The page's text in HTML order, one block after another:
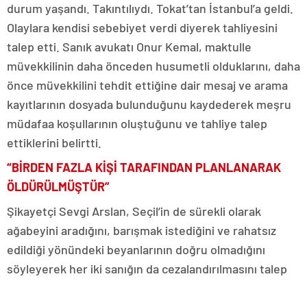
durum yaşandı. Takıntılıydı. Tokat’tan İstanbul’a geldi.
Olaylara kendisi sebebiyet verdi diyerek tahliyesini
talep etti. Sanık avukatı Onur Kemal, maktulle
müvekkilinin daha önceden husumetli olduklarını, daha
önce müvekkilini tehdit ettiğine dair mesaj ve arama
kayıtlarının dosyada bulunduğunu kaydederek meşru
müdafaa koşullarının oluştuğunu ve tahliye talep
ettiklerini belirtti.
“BİRDEN FAZLA KİŞİ TARAFINDAN PLANLANARAK
ÖLDÜRÜLMÜŞTÜR”
Şikayetçi Sevgi Arslan, Seçil’in de sürekli olarak
ağabeyini aradığını, barışmak istediğini ve rahatsız
edildiği yönündeki beyanlarının doğru olmadığını
söyleyerek her iki sanığın da cezalandırılmasını talep